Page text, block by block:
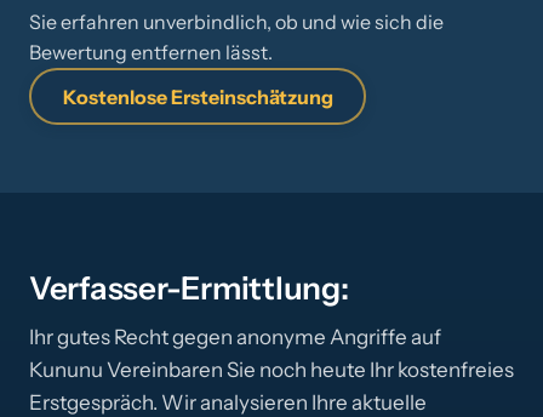
Sie erfahren unverbindlich, ob und wie sich die
Bewertung entfernen lässt.
Kostenlose Ersteinschätzung
Verfasser-Ermittlung:
Ihr gutes Recht gegen anonyme Angriffe auf
Kununu Vereinbaren Sie noch heute Ihr kostenfreies
Erstgespräch. Wir analysieren Ihre aktuelle